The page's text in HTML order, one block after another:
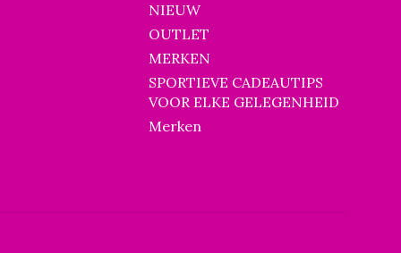
NIEUW
OUTLET
MERKEN
SPORTIEVE CADEAUTIPS
VOOR ELKE GELEGENHEID
Merken